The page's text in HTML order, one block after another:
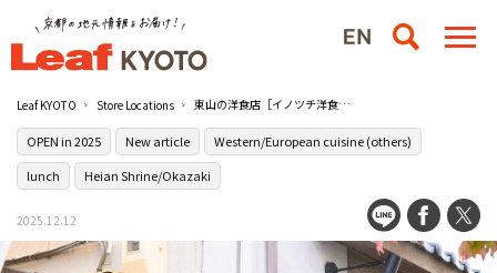
Leaf KYOTO Store Locations 東山の洋食店［イノツチ洋食店（イノツチようしょくてん）］が移転オープン！お寺の一角で手間ひまかけた料理を堪能
OPEN in 2025 New article
Western/European cuisine (others)
lunch
Heian Shrine/Okazaki
2025.12.12